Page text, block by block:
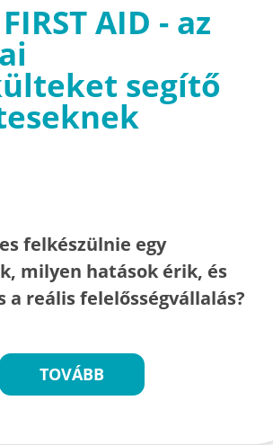
AID - az
segítő
felkészülnie egy
milyen hatások érik, és
reális felelősségvállalás?
TOVÁBB